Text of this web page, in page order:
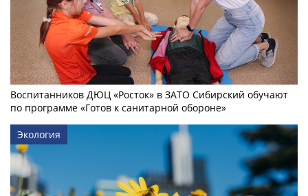
Воспитанников ДЮЦ «Росток» в ЗАТО Сибирский обучают
по программе «Готов к санитарной обороне»
Экология